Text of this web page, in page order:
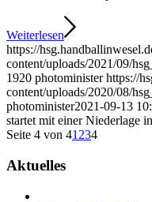
Weiterlesen
https://
content/uploads/2021/09/
1920 photominister https://
content/uploads/2020/08/
photominister2021-09-13
star­tet mit ei­ner Nie­der­la­ge
Seite 4 von 41 234
Aktuelles